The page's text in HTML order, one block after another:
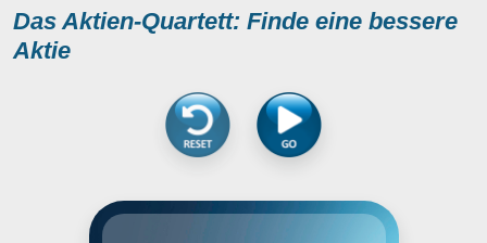
Das Aktien-Quartett: Finde eine bessere
Aktie